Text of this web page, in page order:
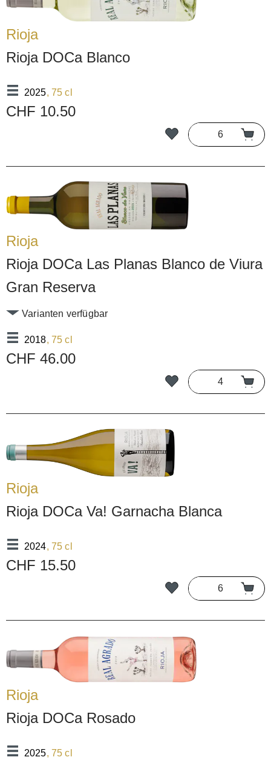
Rioja
Rioja DOCa Blanco
2025, 75 cl
CHF 10.50
Rioja
Rioja DOCa Las Planas Blanco de Viura
Gran Reserva
2018, 75 cl
Varianten verfügbar
CHF 46.00
Rioja
Rioja DOCa Va! Garnacha Blanca
2024, 75 cl
CHF 15.50
Rioja
Rioja DOCa Rosado
2025, 75 cl